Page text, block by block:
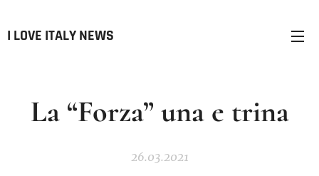
I LOVE ITALY NEWS
La “Forza” una e trina
26.03.2021